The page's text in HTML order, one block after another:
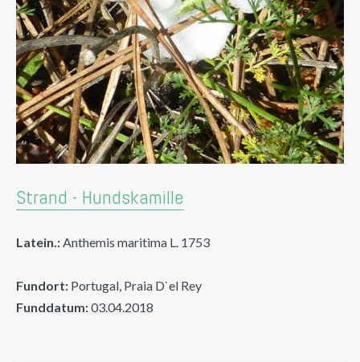
Strand - Hundskamille
Latein.:Anthemis maritima L. 1753
Fundort: Portugal, Praia D`el Rey
Funddatum:03.04.2018